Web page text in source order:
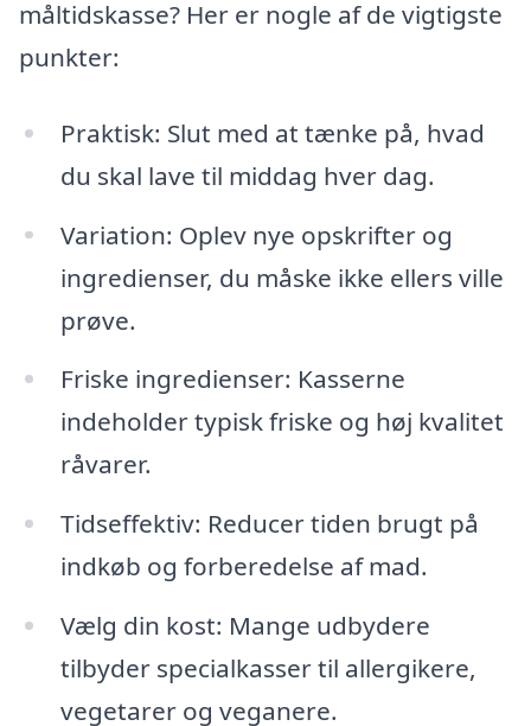
måltidskasse? Her er nogle af de vigtigste
punkter:
Praktisk: Slut med at tænke på, hvad
du skal lave til middag hver dag.
Variation: Oplev nye opskrifter og
ingredienser, du måske ikke ellers ville
prøve.
Friske ingredienser: Kasserne
indeholder typisk friske og høj kvalitet
råvarer.
Tidseffektiv: Reducer tiden brugt på
indkøb og forberedelse af mad.
Vælg din kost: Mange udbydere
tilbyder specialkasser til allergikere,
vegetarer og veganere.